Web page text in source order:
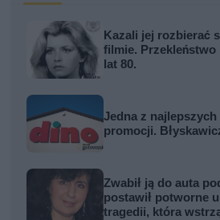
Kazali jej rozbierać
filmie.
lat 80.
Jedna z
promocji.
Zwabił ją do auta
postawił potworne
tragedii, która